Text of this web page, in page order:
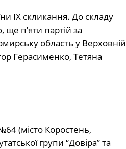
IX скликання. До складу
п’яти партій за
область у Верховній
Герасименко, Тетяна
(місто Коростень,
групи “Довіра” та